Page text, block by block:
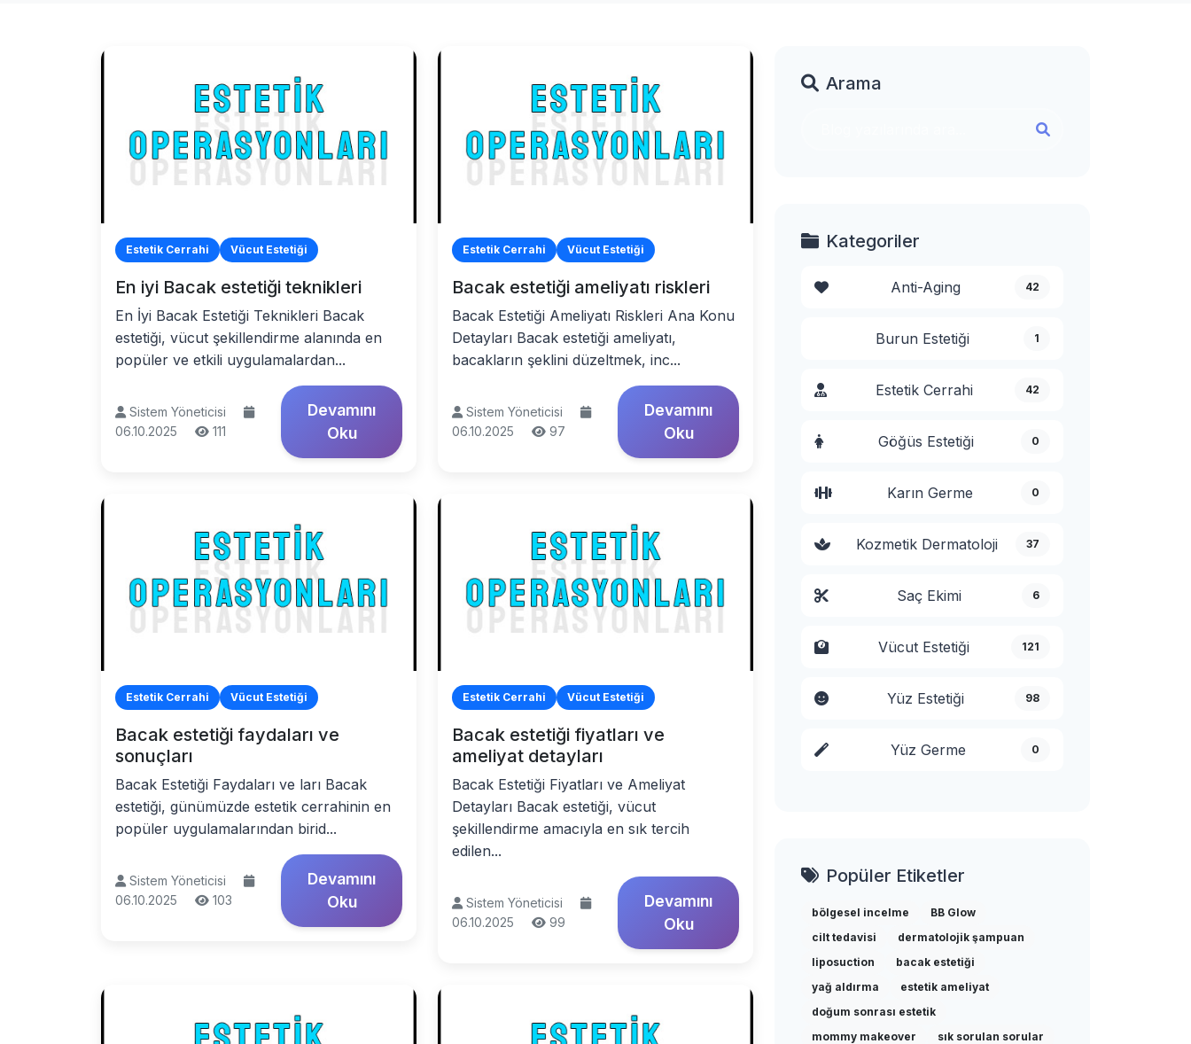
Estetik Cerrahi Vücut Estetiği
En iyi Bacak estetiği teknikleri
En İyi Bacak Estetiği Teknikleri Bacak
estetiği, vücut şekillendirme alanında en
popüler ve etkili uygulamalardan...
Sistem Yöneticisi
06.10.2025
111
Devamını
Oku
Estetik Cerrahi Vücut Estetiği
Bacak estetiği ameliyatı riskleri
Bacak Estetiği Ameliyatı Riskleri Ana Konu
Detayları Bacak estetiği ameliyatı,
bacakların şeklini düzeltmek, inc...
Sistem Yöneticisi
06.10.2025
97
Devamını
Oku
Estetik Cerrahi Vücut Estetiği
Bacak estetiği faydaları ve
sonuçları
Bacak Estetiği Faydaları ve ları Bacak
estetiği, günümüzde estetik cerrahinin en
popüler uygulamalarından birid...
Sistem Yöneticisi
06.10.2025
103
Devamını
Oku
Estetik Cerrahi Vücut Estetiği
Bacak estetiği fiyatları ve
ameliyat detayları
Bacak Estetiği Fiyatları ve Ameliyat
Detayları Bacak estetiği, vücut
şekillendirme amacıyla en sık tercih
edilen...
Sistem Yöneticisi
06.10.2025
99
Devamını
Oku
Arama
Kategoriler
Anti-Aging 42
Burun Estetiği 1
Estetik Cerrahi 42
Göğüs Estetiği 0
Karın Germe 0
Kozmetik Dermatoloji 37
Saç Ekimi 6
Vücut Estetiği 121
Yüz Estetiği 98
Yüz Germe 0
Popüler Etiketler
bölgesel incelme
BB Glow
cilt tedavisi
dermatolojik şampuan
liposuction
bacak estetiği
yağ aldırma
estetik ameliyat
doğum sonrası estetik
mommy makeover
sık sorulan sorular